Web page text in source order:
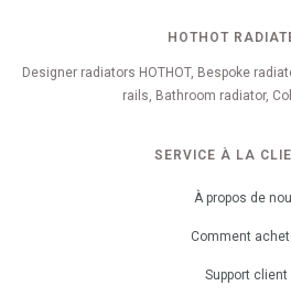
HOTHOT
Designer radiators HOTHOT, Bespoke
rails, Bathroom radiator,
SERVICE À LA
À propos de
Comment
Support client